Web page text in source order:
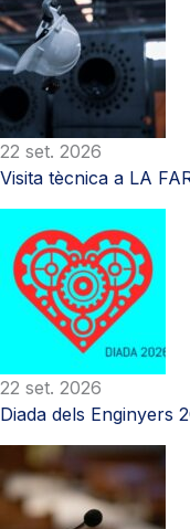
22 set. 2026
Visita tècnica a LA
22 set. 2026
Diada dels Enginyers